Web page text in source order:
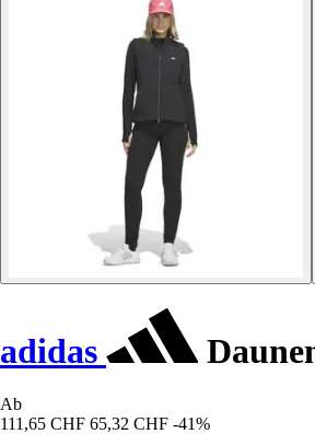
adidas
Ab
111,65 CHF 65,32 CHF -41%